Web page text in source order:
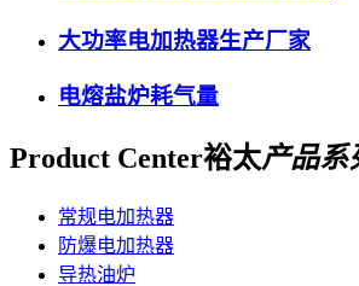
大功率电加热器生产厂家
电熔盐炉耗气量
Product Center裕太产品系
常规电加热器
防爆电加热器
导热油炉